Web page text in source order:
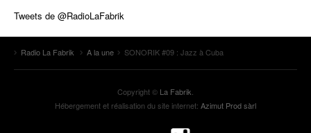
Tweets de @RadioLaFabrik
Radio La Fabrik A la une SONORIK #09 : Jazz à Cuba
Copyright © La Fabrik
Hébergement et réalisation du site internet: Azimut Prod sàrl